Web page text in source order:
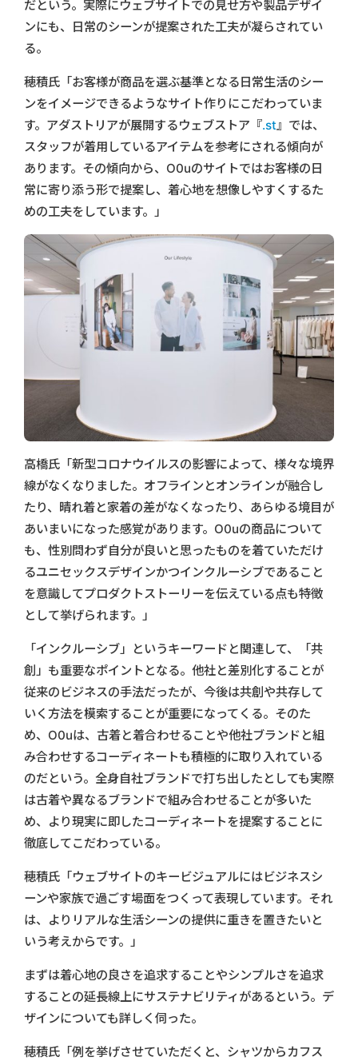
だという。実際にウェブサイトでの見せ方や製品デザイ
ンにも、日常のシーンが提案された工夫が凝らされてい
る。
穂積氏「お客様が商品を選ぶ基準となる日常生活のシー
ンをイメージできるようなサイト作りにこだわっていま
す。アダストリアが展開するウェブストア『.st』では、
スタッフが着用しているアイテムを参考にされる傾向が
あります。その傾向から、O0uのサイトではお客様の日
常に寄り添う形で提案し、着心地を想像しやすくするた
めの工夫をしています。」
高橋氏「新型コロナウイルスの影響によって、様々な境界
線がなくなりました。オフラインとオンラインが融合し
たり、晴れ着と家着の差がなくなったり、あらゆる境目が
あいまいになった感覚があります。O0uの商品について
も、性別問わず自分が良いと思ったものを着ていただけ
るユニセックスデザインかつインクルーシブであること
を意識してプロダクトストーリーを伝えている点も特徴
として挙げられます。」
「インクルーシブ」というキーワードと関連して、「共
創」も重要なポイントとなる。他社と差別化することが
従来のビジネスの手法だったが、今後は共創や共存して
いく方法を模索することが重要になってくる。そのた
め、O0uは、古着と着合わせることや他社ブランドと組
み合わせするコーディネートも積極的に取り入れている
のだという。全身自社ブランドで打ち出したとしても実際
は古着や異なるブランドで組み合わせることが多いた
め、より現実に即したコーディネートを提案することに
徹底してこだわっている。
穂積氏「ウェブサイトのキービジュアルにはビジネスシ
ーンや家族で過ごす場面をつくって表現しています。それ
は、よりリアルな生活シーンの提供に重きを置きたいと
いう考えからです。」
まずは着心地の良さを追求することやシンプルさを追求
することの延長線上にサステナビリティがあるという。デ
ザインについても詳しく伺った。
穂積氏「例を挙げさせていただくと、シャツからカフス